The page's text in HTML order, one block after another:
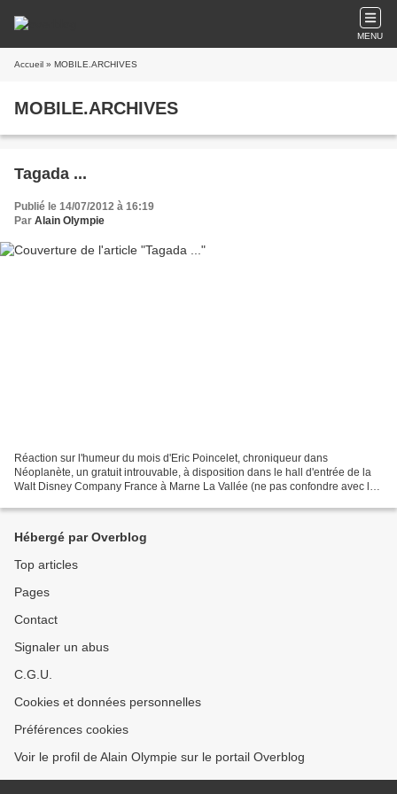
MENU
Accueil » MOBILE.ARCHIVES
MOBILE.ARCHIVES
Tagada ...
Publié le 14/07/2012 à 16:19
Par Alain Olympie
Réaction sur l'humeur du mois d'Eric Poincelet, chroniqueur dans
Néoplanète, un gratuit introuvable, à disposition dans le hall d'entrée de la
Walt Disney Company France à Marne La Vallée (ne pas confondre avec le
Hébergé par Overblog
Top articles
Pages
Contact
Signaler un abus
C.G.U.
Cookies et données personnelles
Préférences cookies
Voir le profil de Alain Olympie sur le portail Overblog